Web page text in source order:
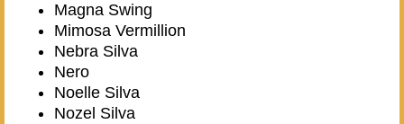
Magna Swing
Mimosa Vermillion
Nebra Silva
Nero
Noelle Silva
Nozel Silva